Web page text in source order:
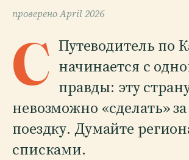
провереноApril 2026
C Путеводитель по
начинается с
правды: эту
невозможно «сделать»
поездку. Думайте
списками.